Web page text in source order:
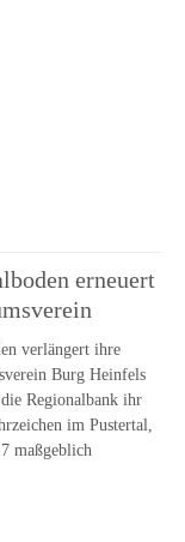
erneuert
verlängert ihre
Burg Heinfels
Regionalbank ihr
im Pustertal,
maßgeblich